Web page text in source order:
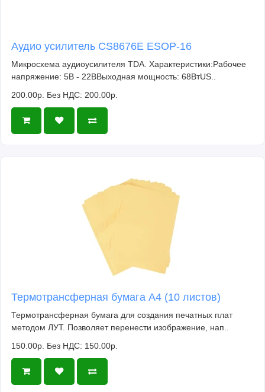
Аудио усилитель CS8676E ESOP-16
Микросхема аудиоусилителя TDA. Характеристики:Рабочее
напряжение: 5В - 22ВВыходная мощность: 68ВтUS..
200.00р. Без НДС: 200.00р.
Термотрансферная бумага А4 (10 листов)
Термотрансферная бумага для создания печатных плат
методом ЛУТ. Позволяет перенести изображение, нап..
150.00р. Без НДС: 150.00р.